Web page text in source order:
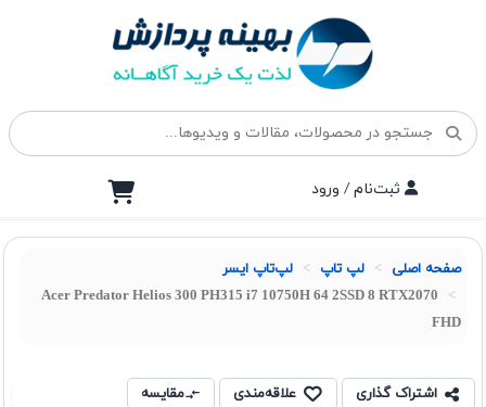
ثبت‌نام / ورود
صفحه اصلی لپ تاپ لپ‌تاپ ایسر
Acer Predator Helios 300 PH315 i7 10750H 64 2SSD 8 RTX2070
FHD
اشتراک گذاری علاقه‌مندی مقایسه